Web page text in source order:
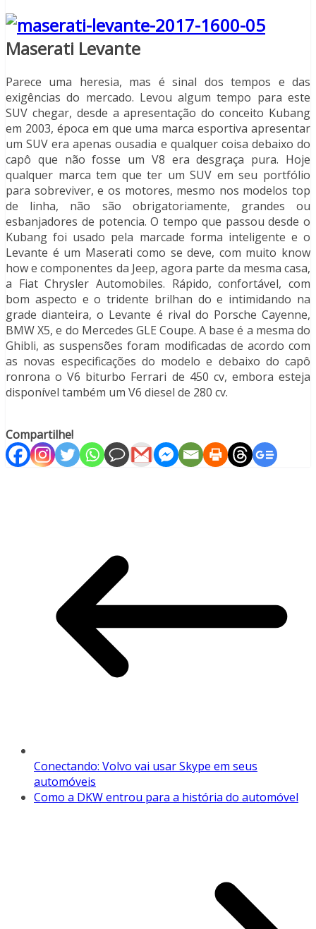
Maserati Levante
Parece uma heresia, mas é sinal dos tempos e das
exigências do mercado. Levou algum tempo para este
SUV chegar, desde a apresentação do conceito Kubang
em 2003, época em que uma marca esportiva apresentar
um SUV era apenas ousadia e qualquer coisa debaixo do
capô que não fosse um V8 era desgraça pura. Hoje
qualquer marca tem que ter um SUV em seu portfólio
para sobreviver, e os motores, mesmo nos modelos top
de linha, não são obrigatoriamente, grandes ou
esbanjadores de potencia. O tempo que passou desde o
Kubang foi usado pela marcade forma inteligente e o
Levante é um Maserati como se deve, com muito know
how e componentes da Jeep, agora parte da mesma casa,
a Fiat Chrysler Automobiles. Rápido, confortável, com
bom aspecto e o tridente brilhan do e intimidando na
grade dianteira, o Levante é rival do Porsche Cayenne,
BMW X5, e do Mercedes GLE Coupe. A base é a mesma do
Ghibli, as suspensões foram modificadas de acordo com
as novas especificações do modelo e debaixo do capô
ronrona o V6 biturbo Ferrari de 450 cv, embora esteja
disponível também um V6 diesel de 280 cv.
Compartilhe!
Conectando: Volvo vai usar Skype em seus
automóveis
Como a DKW entrou para a história do automóvel